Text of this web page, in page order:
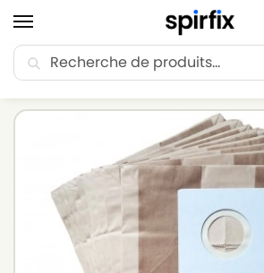
🚚 Livraison Point Relais offerte dès